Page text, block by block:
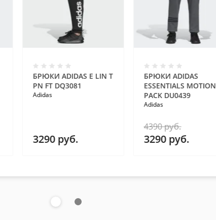
БРЮКИ ADIDAS E LIN T
PN FT DQ3081
Adidas
3290руб.
БРЮКИ ADIDAS
ESSENTIALS MOTION
PACK DU0439
Adidas
4390руб.
3290руб.